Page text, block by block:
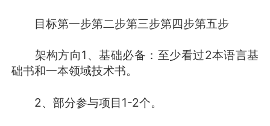
目标第一步第二步第三步第四步第五步
架构方向1、基础必备：至少看过2本语言基
础书和一本领域技术书。
2、部分参与项目1-2个。